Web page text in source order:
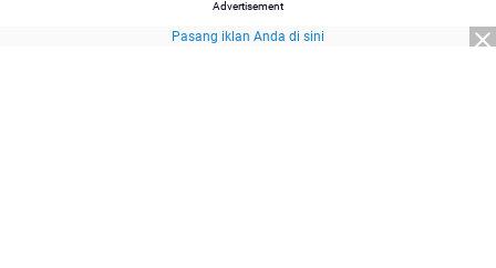
Advertisement
Pasang iklan Anda di sini